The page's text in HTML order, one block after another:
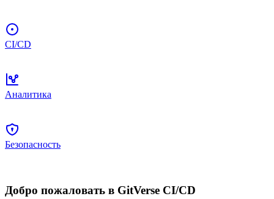
CI/CD
Аналитика
Безопасность
Добро пожаловать в GitVerse CI/CD